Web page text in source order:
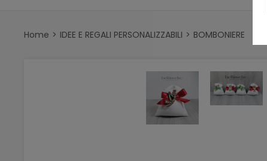
Home IDEE E REGALI PERSONALIZZABILI BOMBONIERE